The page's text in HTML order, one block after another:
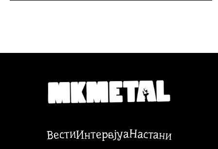
ВестиИнтервјуаНастани